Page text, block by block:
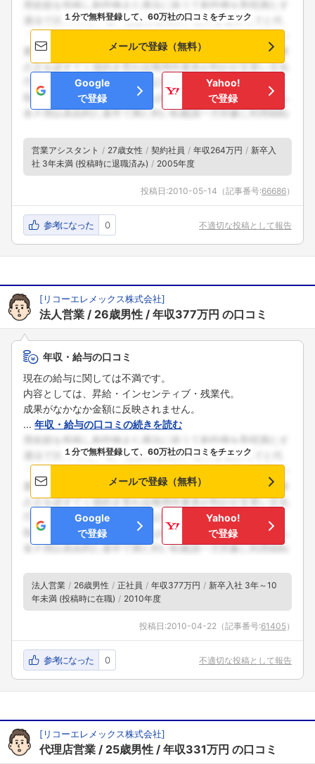
１分で無料登録して、60万社の口コミをチェック
メールで登録（無料）
Google
で登録
Yahoo!
で登録
営業アシスタント 27歳女性 契約社員 年収264万円
新卒入
社 3年未満 (投稿時に退職済み)
2005年度
投稿日:2010-05-14 （記事番号:66686）
参考になった 0 不適切な投稿として報告
[リコーエレメックス株式会社]
法人営業 26歳男性 年収377万円 の口コミ
年収・給与の口コミ
現在の給与に関しては不満です。
内容としては、昇給・インセンティブ・残業代。
成果がなかなか金額に反映されません。
... 年収・給与の口コミの続きを読む
１分で無料登録して、60万社の口コミをチェック
メールで登録（無料）
Google
で登録
Yahoo!
で登録
法人営業 26歳男性 正社員 年収377万円
新卒入社 3年～10
年未満 (投稿時に在職)
2010年度
投稿日:2010-04-22 （記事番号:61405）
参考になった 0 不適切な投稿として報告
[リコーエレメックス株式会社]
代理店営業 25歳男性 年収331万円 の口コミ